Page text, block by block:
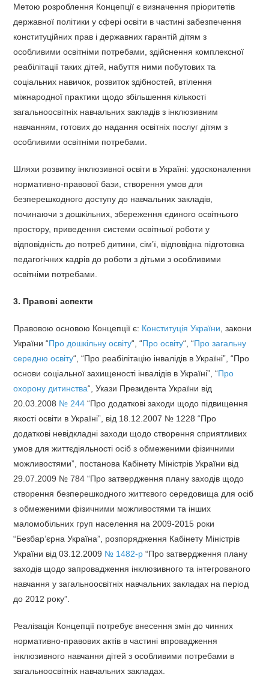
Метою розроблення Концепції є визначення пріоритетів
державної політики у сфері освіти в частині забезпечення
конституційних прав і державних гарантій дітям з
особливими освітніми потребами, здійснення комплексної
реабілітації таких дітей, набуття ними побутових та
соціальних навичок, розвиток здібностей, втілення
міжнародної практики щодо збільшення кількості
загальноосвітніх навчальних закладів з інклюзивним
навчанням, готових до надання освітніх послуг дітям з
особливими освітніми потребами.
Шляхи розвитку інклюзивної освіти в Україні: удосконалення
нормативно-правової бази, створення умов для
безперешкодного доступу до навчальних закладів,
починаючи з дошкільних, збереження єдиного освітнього
простору, приведення системи освітньої роботи у
відповідність до потреб дитини, сім’ї, відповідна підготовка
педагогічних кадрів до роботи з дітьми з особливими
освітніми потребами.
3. Правові аспекти
Правовою основою Концепції є: Конституція України , закони
України “Про дошкільну освіту“, “Про освіту“, “Про загальну
середню освіту“, “Про реабілітацію інвалідів в Україні”, “Про
основи соціальної захищеності інвалідів в Україні”, “Про
охорону дитинства“, Укази Президента України від
20.03.2008 № 244 “Про додаткові заходи щодо підвищення
якості освіти в Україні”, від 18.12.2007 № 1228 “Про
додаткові невідкладні заходи щодо створення сприятливих
умов для життєдіяльності осіб з обмеженими фізичними
можливостями”, постанова Кабінету Міністрів України від
29.07.2009 № 784 “Про затвердження плану заходів щодо
створення безперешкодного життєвого середовища для осіб
з обмеженими фізичними можливостями та інших
маломобільних груп населення на 2009-2015 роки
“Безбар’єрна Україна”, розпорядження Кабінету Міністрів
України від 03.12.2009 № 1482-р“Про затвердження плану
заходів щодо запровадження інклюзивного та інтегрованого
навчання у загальноосвітніх навчальних закладах на період
до 2012 року”.
Реалізація Концепції потребує внесення змін до чинних
нормативно-правових актів в частині впровадження
інклюзивного навчання дітей з особливими потребами в
загальноосвітніх навчальних закладах.